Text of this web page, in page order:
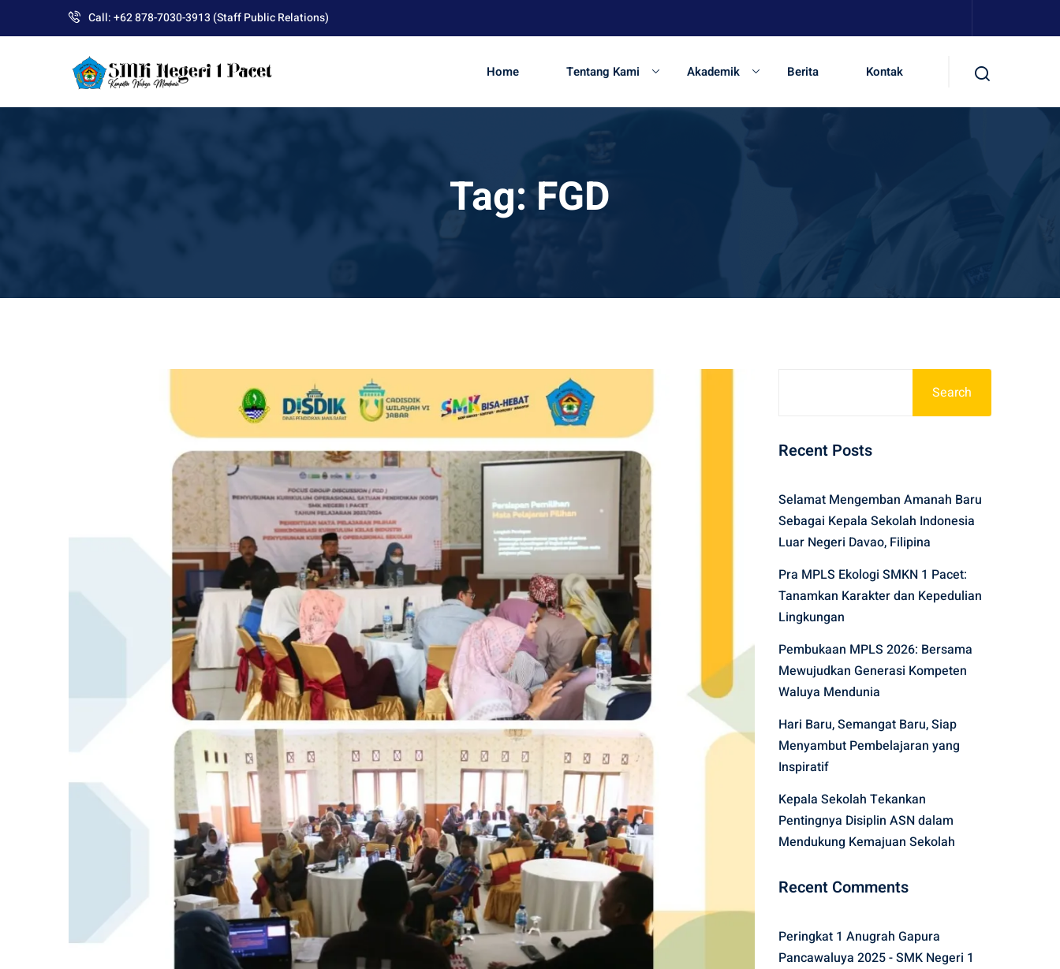
Call: +62 878-7030-3913 (Staff Public Relations)
Home Tentang Kami Akademik Berita Kontak
Tag: FGD
Search
Recent Posts
Selamat Mengemban Amanah Baru
Sebagai Kepala Sekolah Indonesia
Luar Negeri Davao, Filipina
Pra MPLS Ekologi SMKN 1 Pacet:
Tanamkan Karakter dan Kepedulian
Lingkungan
Pembukaan MPLS 2026: Bersama
Mewujudkan Generasi Kompeten
Waluya Mendunia
Hari Baru, Semangat Baru, Siap
Menyambut Pembelajaran yang
Inspiratif
Kepala Sekolah Tekankan
Pentingnya Disiplin ASN dalam
Mendukung Kemajuan Sekolah
Recent Comments
Peringkat 1 Anugrah Gapura
Pancawaluya 2025 - SMK Negeri 1